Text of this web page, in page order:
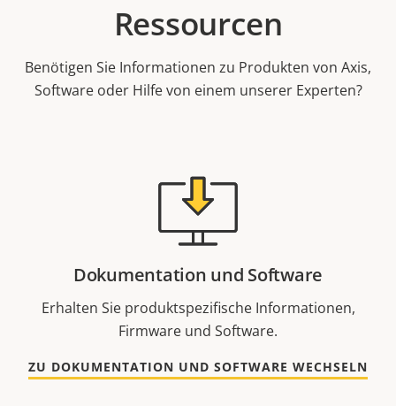
Ressourcen
Benötigen Sie Informationen zu Produkten von Axis,
Software oder Hilfe von einem unserer Experten?
Dokumentation und Software
Erhalten Sie produktspezifische Informationen,
Firmware und Software.
ZU DOKUMENTATION UND SOFTWARE WECHSELN